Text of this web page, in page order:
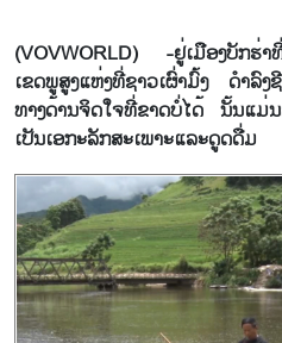
(VOVWORLD) -ຢູ່ເມືອງບັກຮ່າ
ເຂດພູສູງແຫ່ງທີ່ຊາວເຜົ່າມົ້ງ ດຳລົ
ທາງດ້ານຈິດໃຈທີ່ຂາດບໍ່ໄດ້ ນັ້ນແມ່
ເປັນເອກະລັກສະເພາະແລະດູດດື່ມ